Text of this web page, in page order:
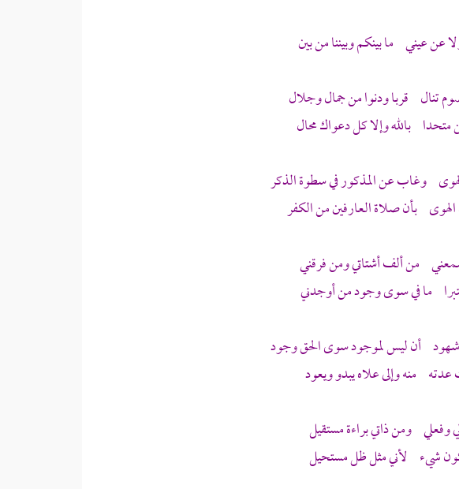
عيني ما بينكم وبيننا من بين
تنال قربا ودنوا من جمال وجلال
بالله وإلا كل دعواك محال
وغاب عن المذكور في سطوة الذكر
بأن صلاة العارفين من الكفر
من ألف أشتاتي ومن فرقني
ما في سوى وجود من أوجدني
أن ليس لموجود سوى الحق وجود
منه وإلى علاه يبدو ويعود
وفعلي ومن ذاتي براءة مستقيل
شيء لأني مثل ظل مستحيل